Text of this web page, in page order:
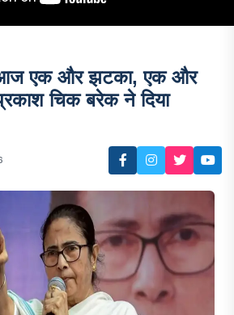
आज एक और झटका, एक और
चिक बरेक ने दिया